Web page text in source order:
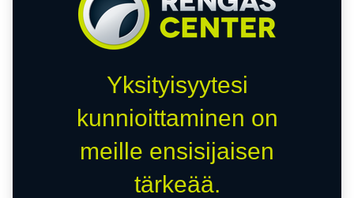
Yksityisyytesi
kunnioittaminen on
meille ensisijaisen
tärkeää.